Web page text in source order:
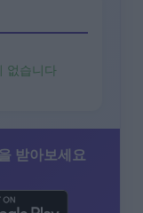
없습니다
받아보세요